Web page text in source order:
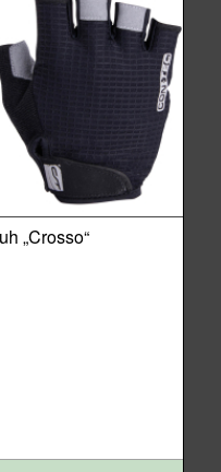
„Crosso“